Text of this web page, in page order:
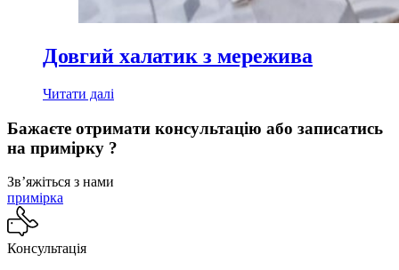
Довгий халатик з мережива
Читати далі
Бажаєте отримати консультацію або записатись
на примірку ?
Звʼяжіться з нами
примірка
Консультація